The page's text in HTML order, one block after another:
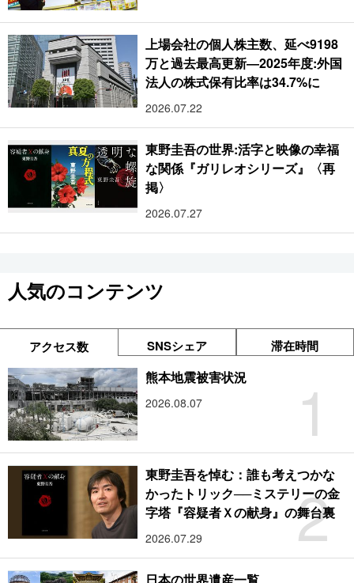
上場会社の個人株主数、延べ9198
万と過去最高更新―2025年度:外国
法人の株式保有比率は34.7%に
2026.07.22
東野圭吾の世界:活字と映像の幸福
な関係『ガリレオシリーズ』〈再
掲〉
2026.07.27
人気のコンテンツ
アクセス数 SNSシェア 滞在時間
1
熊本地震被害状況
2026.08.07
2
東野圭吾を悼む：誰も考えつかな
かったトリック──ミステリーの金
字塔『容疑者Ｘの献身』の舞台裏
2026.07.29